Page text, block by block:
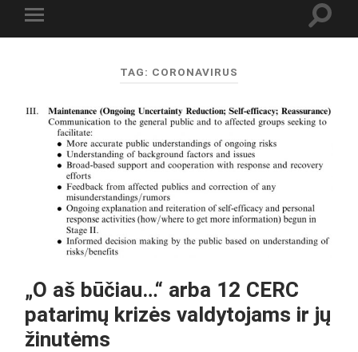
Toggle
mobile
TAG: CORONAVIRUS
„O aš būčiau…“ arba 12 CERC
patarimų krizės valdytojams ir jų
žinutėms